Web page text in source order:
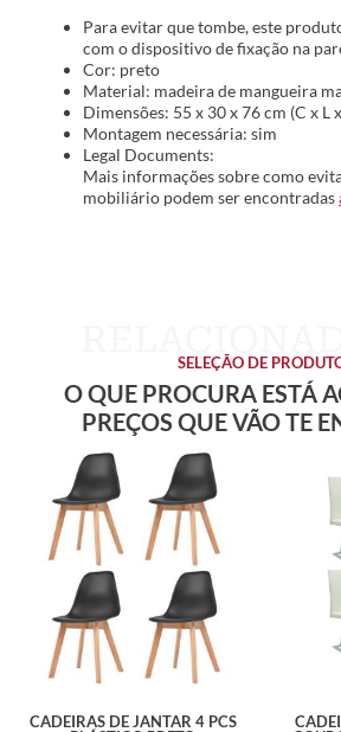
Para evitar que tombe, este
com o dispositivo de fixação na
Cor: preto
Material: madeira de mangueira
Dimensões: 55 x 30 x 76 cm (C x L
Montagem necessária: sim
Legal Documents:
Mais informações sobre como
mobiliário podem ser encontradas
SELEÇÃO DE
O QUE PROCURA ESTÁ
PREÇOS QUE VÃO TE
CADEIRAS DE JANTAR 4 PCS